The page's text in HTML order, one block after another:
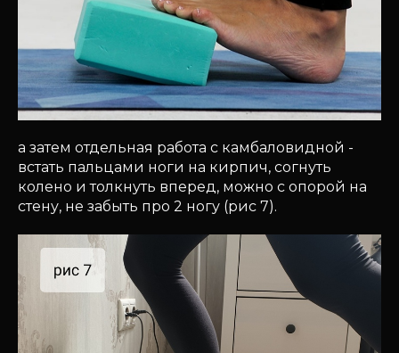
а затем отдельная работа с камбаловидной -
встать пальцами ноги на кирпич, согнуть
колено и толкнуть вперед, можно с опорой на
стену, не забыть про 2 ногу (рис 7).